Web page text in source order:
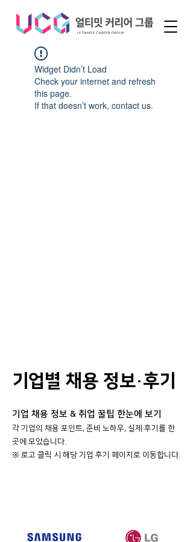
Widget Didn’t Load
Check your internet and refresh
this page.
If that doesn’t work, contact us.
기업별 채용 정보·후기
기업 채용 정보 & 취업 꿀팁 한눈에 보기
각 기업의 채용 포인트, 준비 노하우, 실제 후기를 한
곳에 모았습니다.
​※ 로고 클릭 시 해당 기업 후기 페이지로 이동합니다.